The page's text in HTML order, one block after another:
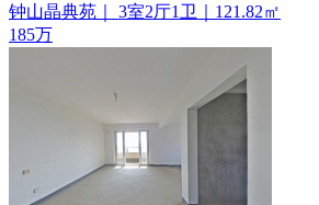
钟山晶典苑｜ 3室2厅1卫｜121.82㎡
185万